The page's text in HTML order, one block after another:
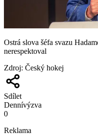
Ostrá slova šéfa svazu
nerespektoval
Zdroj: Český hokej
Sdílet
Dennívýzva
0
Reklama